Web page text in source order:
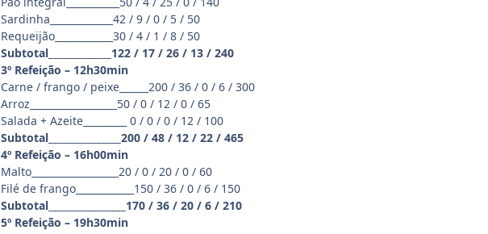
Sardinha_____________42 / 9 / 0 / 5 / 50
Requeijão____________30 / 4 / 1 / 8 / 50
Subtotal_____________122 / 17 / 26 / 13 / 240
3º Refeição – 12h30min
Carne / frango / peixe______200 / 36 / 0 / 6 / 300
Arroz__________________50 / 0 / 12 / 0 / 65
Salada + Azeite_________ 0 / 0 / 0 / 12 / 100
Subtotal_______________200 / 48 / 12 / 22 / 465
4º Refeição – 16h00min
Malto__________________20 / 0 / 20 / 0 / 60
Filé de frango____________150 / 36 / 0 / 6 / 150
Subtotal________________170 / 36 / 20 / 6 / 210
5º Refeição – 19h30min